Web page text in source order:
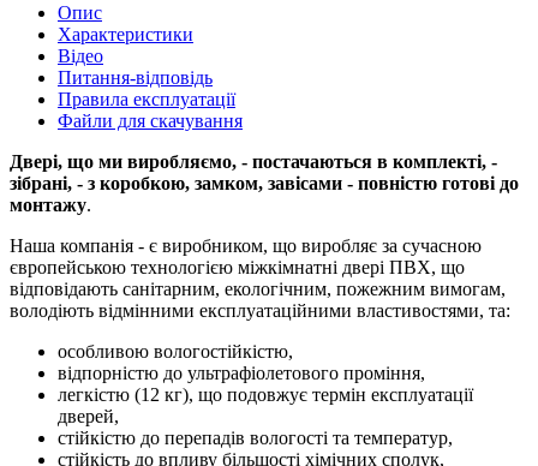
Опис
Характеристики
Відео
Питання-відповідь
Правила експлуатації
Файли для скачування
Двері, що ми виробляємо, - постачаються в комплекті, -
зібрані, - з коробкою, замком, завісами - повністю готові до
монтажу.
Наша компанія - є виробником, що виробляє за сучасною
європейською технологією міжкімнатні двері ПВХ, що
відповідають санітарним, екологічним, пожежним вимогам,
володіють відмінними експлуатаційними властивостями, та:
особливою вологостійкістю,
відпорністю до ультрафіолетового проміння,
легкістю (12 кг), що подовжує термін експлуатації
дверей,
стійкістю до перепадів вологості та температур,
стійкість до впливу більшості хімічних сполук,